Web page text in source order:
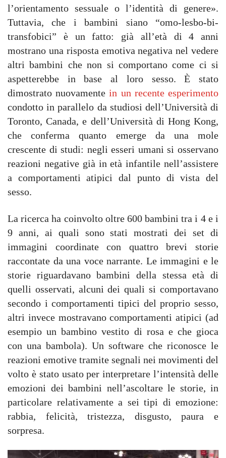
l’orientamento sessuale o l’identità di genere».
Tuttavia, che i bambini siano “omo-lesbo-bi-
transfobici” è un fatto: già all’età di 4 anni
mostrano una risposta emotiva negativa nel vedere
altri bambini che non si comportano come ci si
aspetterebbe in base al loro sesso. È stato
dimostrato nuovamentein un recente esperimento
condotto in parallelo da studiosi dell’Università di
Toronto, Canada, e dell’Università di Hong Kong,
che conferma quanto emerge da una mole
crescente di studi: negli esseri umani si osservano
reazioni negative già in età infantile nell’assistere
a comportamenti atipici dal punto di vista del
sesso.
La ricerca ha coinvolto oltre 600 bambini tra i 4 e i
9 anni, ai quali sono stati mostrati dei set di
immagini coordinate con quattro brevi storie
raccontate da una voce narrante. Le immagini e le
storie riguardavano bambini della stessa età di
quelli osservati, alcuni dei quali si comportavano
secondo i comportamenti tipici del proprio sesso,
altri invece mostravano comportamenti atipici (ad
esempio un bambino vestito di rosa e che gioca
con una bambola). Un software che riconosce le
reazioni emotive tramite segnali nei movimenti del
volto è stato usato per interpretare l’intensità delle
emozioni dei bambini nell’ascoltare le storie, in
particolare relativamente a sei tipi di emozione:
rabbia, felicità, tristezza, disgusto, paura e
sorpresa.